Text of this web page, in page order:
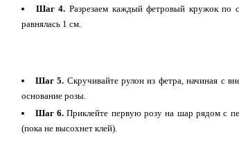
Шаг 4. Разрезаем каждый фетровый кружок по
равнялась 1 см.
Шаг 5. Скручивайте рулон из фетра, начиная с
основание розы.
Шаг 6.Приклейте первую розу на шар рядом с
(пока не высохнет клей).